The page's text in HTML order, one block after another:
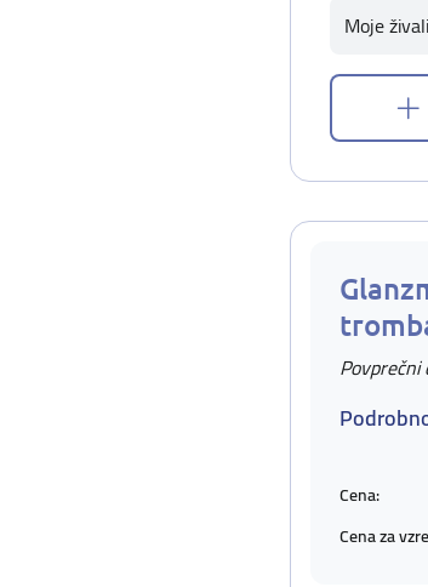
Moje živali
Cena:
Cena za